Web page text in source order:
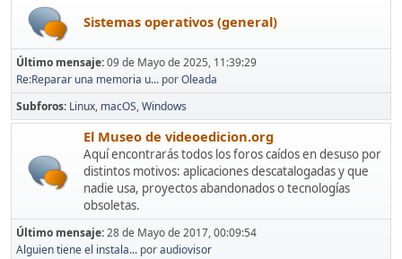
Sistemas operativos (general)
Último mensaje:09 de Mayo de 2025, 11:39:29
Re:Reparar una memoria u... porOleada
Subforos Linux macOS Windows
El Museo de videoedicion.org
Aquí encontrarás todos los foros caídos en desuso por
distintos motivos: aplicaciones descatalogadas y que
nadie usa, proyectos abandonados o tecnologías
obsoletas.
Último mensaje:28 de Mayo de 2017, 00:09:54
Alguien tiene el instala... poraudiovisor